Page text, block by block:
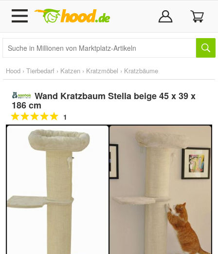
Hood › Tierbedarf › Katzen › Kratzmöbel › Kratzbäume
Wand Kratzbaum Stella beige 45 x 39 x
186 cm
1